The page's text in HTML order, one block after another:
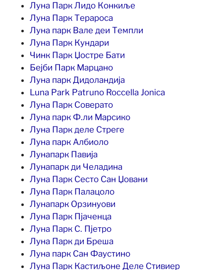
Луна Парк Лидо Конкиље
Луна Парк Терароса
Луна парк Вале деи Темпли
Луна Парк Кундари
Чинк Парк Џостре Бати
Бејби Парк Марцано
Луна парк Дидоландија
Luna Park Patruno Roccella Jonica
Луна Парк Соверато
Луна парк Ф.ли Марсико
Луна Парк деле Стреге
Луна парк Албиоло
Лунапарк Павија
Лунапарк ди Челадина
Луна Парк Сесто Сан Џовани
Луна Парк Палацоло
Лунапарк Орзинуови
Луна Парк Пјаченца
Луна Парк С. Пјетро
Луна Парк ди Бреша
Луна парк Сан Фаустино
Луна Парк Кастиљоне Деле Стивиер